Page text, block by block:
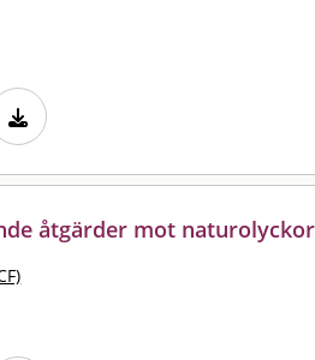
åtgärder mot naturolyckor